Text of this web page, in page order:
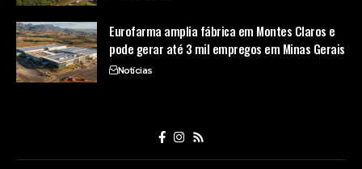
Eurofarma amplia fábrica em Montes Claros e
pode gerar até 3 mil empregos em Minas Gerais
Notícias